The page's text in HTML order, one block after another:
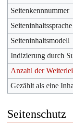
Seitenkennnummer
Seiteninhaltssprache
Seiteninhaltsmodell
Indizierung durch
Anzahl der
Gezählt als eine
Seitenschutz